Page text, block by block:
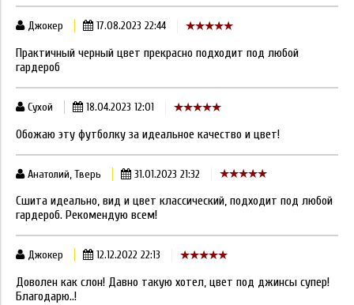
Джокер 17.08.2023 22:44
Практичный черный цвет прекрасно подходит под любой
гардероб
Сухой 18.04.2023 12:01
Обожаю эту футболку за идеальное качество и цвет!
Анатолий, Тверь 31.01.2023 21:32
Сшита идеально, вид и цвет классический, подходит под любой
гардероб. Рекомендую всем!
Джокер 12.12.2022 22:13
Доволен как слон! Давно такую хотел, цвет под джинсы супер!
Благодарю..!